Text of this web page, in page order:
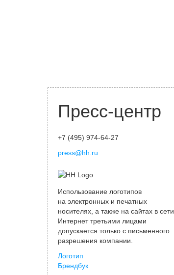
Пресс-центр
+7 (495) 974-64-27
press@hh.ru
Использование логотипов
на электронных и печатных
носителях, а также на сайтах в сети
Интернет третьими лицами
допускается только с письменного
разрешения компании.
Логотип
Брендбук